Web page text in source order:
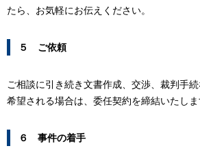
たら、お気軽にお伝えください。
５ ご依頼
ご相談に引き続き文書作成、交渉、裁判手
希望される場合は、委任契約を締結いたしま
６ 事件の着手